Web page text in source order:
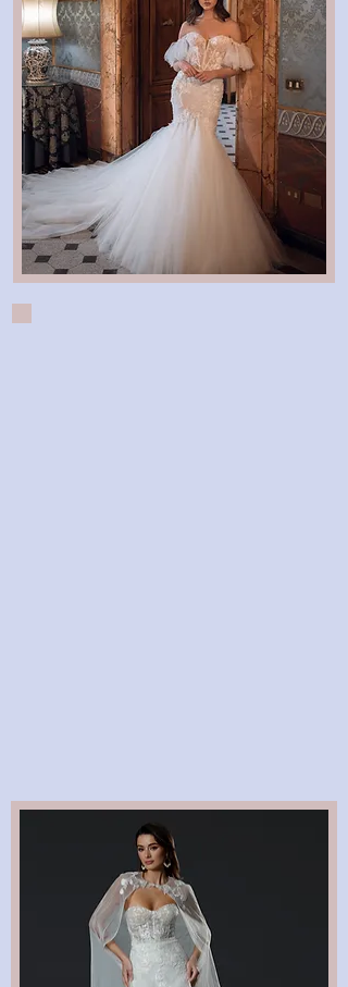
TEERANI COUTURE Adorned
Beaded Long Sleeve Gown
一般價格
US$870.00 促銷價格
US$739.50
MID SUMMER SALE!
TERRANI COUTURE White
Embroidered Embellished
Dress
一般價格
US$790.00 促銷價格
US$671.50
MID SUMMER SALE!
新增至購物車
TARENI COUTURE Prom /
Evening Sleeveless
Embellished Top Gown
一般價格
US$380.00 促銷價格
US$323.00
MID SUMMER SALE!
新增至購物車
Long Ball Skirt Off Shoulder
Mother Of Bride Gown
一般價格
US$950.00 促銷價格
US$807.50
MID SUMMER SALE!
TERINI COUTURE Asymmetric
Evening Gown
一般價格
US$1,380.00 促銷價格
US$1,173.00
MID SUMMER SALE!
Evening Large Print, Beaded
Waist, Wrap Slit Skirt Dress
一般價格
US$781.00 促銷價格
US$663.85
MID SUMMER SALE!
Teriani Couture Embellished
Lace Bridal Gown
一般價格
US$550.00 促銷價格
US$467.50
MID SUMMER SALE!